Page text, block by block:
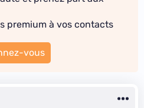
premium à vos contacts
vous